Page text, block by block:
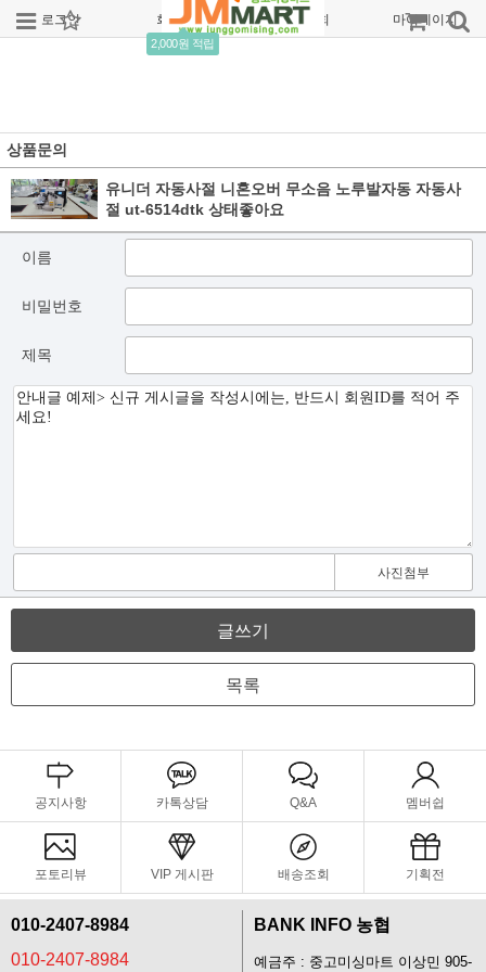
로그인 회원가입
2,000원 적립
주문조회 마이페이지
상품문의
유니더 자동사절 니혼오버 무소음 노루발자동 자동사
절 ut-6514dtk 상태좋아요
이름
비밀번호
제목
사진첨부
글쓰기
목록
공지사항 카톡상담 Q&A 멤버쉽
포토리뷰 VIP 게시판 배송조회 기획전
010-2407-8984
010-2407-8984
BANK INFO 농협
예금주 : 중고미싱마트 이상민 905-